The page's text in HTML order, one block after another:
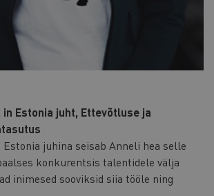
in Estonia juht, Ettevõtluse ja
Estonia juhina seisab Anneli hea selle
konkurentsis talentidele välja
inimesed sooviksid siia tööle ning